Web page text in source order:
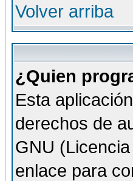
Volver arriba
¿Quien
Esta
derechos de
GNU
enlace para